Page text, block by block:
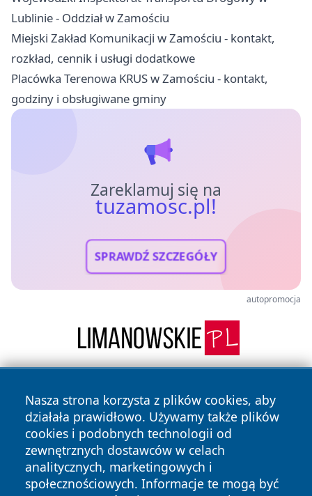
Lublinie - Oddział w Zamościu
Miejski Zakład Komunikacji w Zamościu - kontakt,
rozkład, cennik i usługi dodatkowe
Placówka Terenowa KRUS w Zamościu - kontakt,
godziny i obsługiwane gminy
Zareklamuj się na
tuzamosc.pl!
SPRAWDŹ SZCZEGÓŁY
autopromocja
Nasza strona korzysta z plików cookies, aby
działała prawidłowo. Używamy także plików
cookies i podobnych technologii od
zewnętrznych dostawców w celach
analitycznych, marketingowych i
społecznościowych. Informacje te mogą być
Copyright © 2026 tuzamosc.pl Wszystkie prawa zastrzeżone.